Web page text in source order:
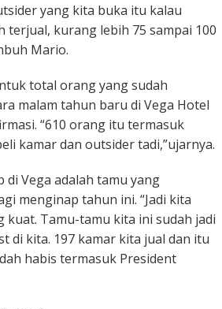
yang kita buka itu kalau
terjual, kurang lebih 75 sampai 100
Mario.
total orang yang sudah
malam tahun baru di Vega Hotel
“610 orang itu termasuk
kamar dan outsider tadi,”ujarnya.
Vega adalah tamu yang
menginap tahun ini. “Jadi kita
kuat. Tamu-tamu kita ini sudah jadi
di kita. 197 kamar kita jual dan itu
habis termasuk President